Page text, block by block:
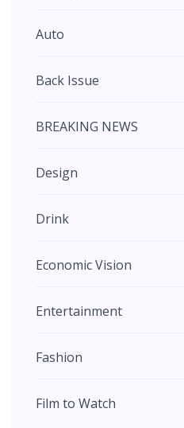
Auto
Back Issue
BREAKING NEWS
Design
Drink
Economic Vision
Entertainment
Fashion
Film to Watch